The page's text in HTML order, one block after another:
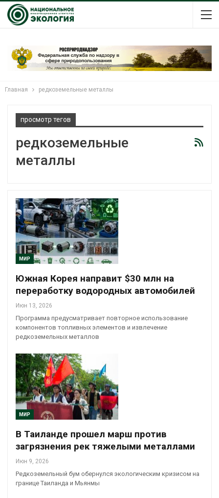
Главная редкоземельные металлы
просмотр тегов
редкоземельные
металлы
МИР
Южная Корея направит $30 млн на
переработку водородных автомобилей
Июн 13, 2026
Программа предусматривает повторное использование
компонентов топливных элементов и извлечение
редкоземельных металлов
МИР
В Таиланде прошел марш против
загрязнения рек тяжелыми металлами
Июн 9, 2026
Редкоземельный бум обернулся экологическим кризисом на
границе Таиланда и Мьянмы